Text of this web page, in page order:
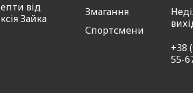
від
Зайка
Змагання
Спортсмени
+38
55-